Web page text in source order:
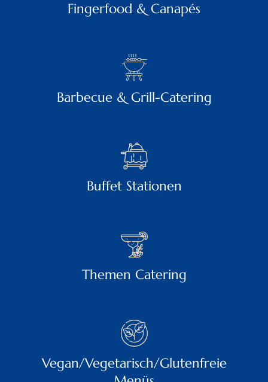
Fingerfood & Canapés
Barbecue & Grill-Catering
Buffet Stationen
Themen Catering
Vegan/Vegetarisch/Glutenfreie